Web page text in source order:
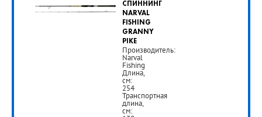
990
руб.
РУБ
СПИННИНГ
NARVAL
FISHING
GRANNY
PIKE
Производитель:
Narval
Fishing
Длина,
см:
254
Транспортная
длина,
см: